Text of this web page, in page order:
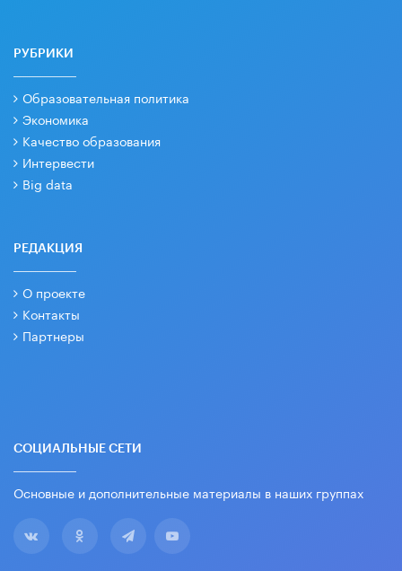
РУБРИКИ
Образовательная политика
Экономика
Качество образования
Интервести
Big data
РЕДАКЦИЯ
О проекте
Контакты
Партнеры
СОЦИАЛЬНЫЕ СЕТИ
Основные и дополнительные материалы в наших группах